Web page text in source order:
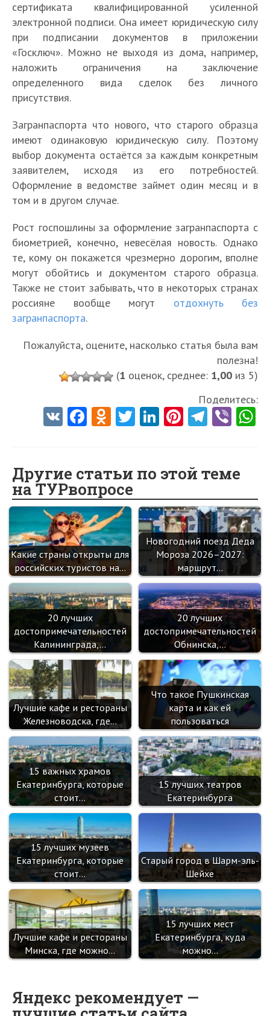
сертификата квалифицированной усиленной
электронной подписи. Она имеет юридическую силу
при подписании документов в приложении
«Госключ». Можно не выходя из дома, например,
наложить ограничения на заключение
определенного вида сделок без личного
присутствия.
Загранпаспорта что нового, что старого образца
имеют одинаковую юридическую силу. Поэтому
выбор документа остаётся за каждым конкретным
заявителем, исходя из его потребностей.
Оформление в ведомстве займет один месяц и в
том и в другом случае.
Рост госпошлины за оформление загранпаспорта с
биометрией, конечно, невесёлая новость. Однако
те, кому он покажется чрезмерно дорогим, вполне
могут обойтись и документом старого образца.
Также не стоит забывать, что в некоторых странах
россияне вообще могут отдохнуть без
загранпаспорта.
Пожалуйста, оцените, насколько статья была вам
полезна!
(1 оценок, среднее: 1,00 из 5)
Поделитесь:
V Fa
o
o
k
O
o
kl
as
sn
ik
i
T
er
Li
dI
n
Pi
es
t
Te
a
m
Vi
Другие статьи по этой теме
на ТУРвопросе
Какие страны открыты для
российских туристов на…
Новогодний поезд Деда
Мороза 2026–2027:
маршрут…
20 лучших
достопримечательностей
Калининграда,…
20 лучших
достопримечательностей
Обнинска,…
Лучшие кафе и рестораны
Железноводска, где…
Что такое Пушкинская
карта и как ей
пользоваться
15 важных храмов
Екатеринбурга, которые
стоит…
15 лучших театров
Екатеринбурга
15 лучших музеев
Екатеринбурга, которые
стоит…
Старый город в Шарм-эль-
Шейхе
Лучшие кафе и рестораны
Минска, где можно…
15 лучших мест
Екатеринбурга, куда
можно…
Яндекс рекомендует —